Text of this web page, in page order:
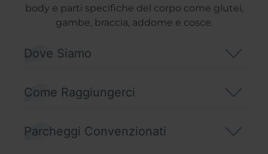
body e parti specifiche del corpo come glutei,
gambe, braccia, addome e cosce.
Dove Siamo
Come Raggiungerci
Parcheggi Convenzionati